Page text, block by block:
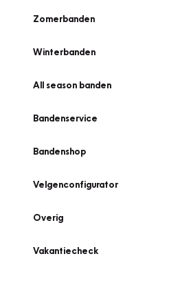
Zomerbanden
Winterbanden
All season banden
Bandenservice
Bandenshop
Velgenconfigurator
Overig
Vakantiecheck